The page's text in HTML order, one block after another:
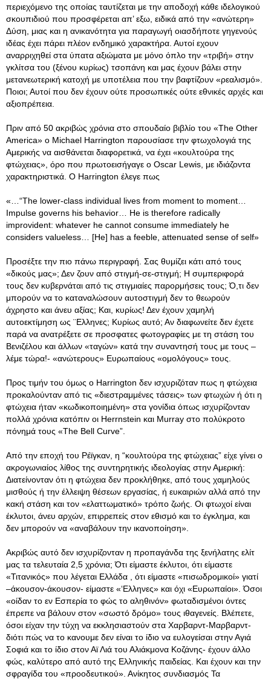
περιεχόμενο της οποίας ταυτίζεται με την αποδοχή κάθε ιδελογικού
σκουπιδιού που προσφέρεται απ’ εξω, ειδικά από την «ανώτερη»
Δύση, μιας και η ανικανότητα για παραγωγή οιασδήποτε γηγενούς
ιδέας έχει πάρει πλέον ενδημικό χαρακτήρα. Αυτοί εχουν
αναρριχηθεί στα ύπατα αξιώματα με μόνο όπλο την «τριβή» στην
γκλίτσα του (ξένου κυρίως) τσοπάνη και μας έχουν βάλει στην
μετανεωτερική κατοχή με υποτέλεια που την βαφτίζουν «ρεαλισμό».
Ποιοι; Αυτοί που δεν έχουν ούτε προσωπικές ούτε εθνικές αρχές και
αξιοπρέπεια.
Πριν από 50 ακριβώς χρόνια στο σπουδαίο βιβλίο του «The Other
America» ο Michael Harrington παρουσίασε την φτωχολογιά της
Αμερικής να αισθάνεται διαφορετικά, να έχει «κουλτούρα της
φτώχειας», όρο που πρωτοεισήγαγε ο Oscar Lewis, με ιδιάζοντα
χαρακτηριστικά. Ο Harrington έλεγε πως
«…“The lower-class individual lives from moment to moment…
Impulse governs his behavior… He is therefore radically
improvident: whatever he cannot consume immediately he
considers valueless… [He] has a feeble, attenuated sense of self»
Προσέξτε την πιο πάνω περιγραφή. Σας θυμίζει κάτι από τους
«δικούς μας»; Δεν ζουν από στιγμή-σε-στιγμή; Η συμπεριφορά
τους δεν κυβερνάται από τις στιγμιαίες παρορμήσεις τους; Ό,τι δεν
μπορούν να το καταναλώσουν αυτοστιγμή δεν το θεωρούν
άχρηστο και άνευ αξίας; Και, κυρίως! Δεν έχουν χαμηλή
αυτοεκτίμηση ως ¨Ελληνες; Κυρίως αυτό; Αν διαφωνείτε δεν έχετε
παρά να ανατρέξετε σε προσφατες φωτογραφίες με τη στάση του
Βενιζέλου και άλλων «ταγών» κατά την συναντησή τους με τους –
λέμε τώρα!- «ανώτερους» Ευρωπαίους «ομολόγους» τους.
Προς τιμήν του όμως ο Harrington δεν ισχυριζόταν πως η φτώχεια
προκαλούνταν από τις «διεστραμμένες τάσεις» των φτωχών ή ότι η
φτώχεια ήταν «κωδικοποιημένη» στα γονίδια όπως ισχυρίζονταν
πολλά χρόνια κατόπιν οι Herrnstein και Murray στο πολύκροτο
πόνημά τους «The Bell Curve”.
Από την εποχή του Ρέϊγκαν, η “κουλτούρα της φτώχειας” είχε γίνει ο
ακρογωνιαίος λίθος της συντηρητικής ιδεολογίας στην Αμερική:
Διατείνονταν ότι η φτώχεια δεν προκλήθηκε, από τους χαμηλούς
μισθούς ή την έλλειψη θέσεων εργασίας, ή ευκαιριών αλλά από την
κακή στάση και τον «ελαττωματικό» τρόπο ζωής. Οι φτωχοί είναι
έκλυτοι, άνευ αρχών, επιρρεπείς στον εθισμό και το έγκλημα, και
δεν μπορούν να «αναβάλουν την ικανοποίηση».
Ακριβώς αυτό δεν ισχυρίζονταν η προπαγάνδα της ξενήλατης ελίτ
μας τα τελευταία 2,5 χρόνια; Ότι είμαστε έκλυτοι, ότι είμαστε
«Τιτανικός» που λέγεται Ελλάδα , ότι είμαστε «πισωδρομικοί» γιατί
–άκουσον-άκουσον- είμαστε «‘Ελληνες» και όχι «Ευρωπαίοι». Όσοι
«οίδαν το εν Εσπερία το φώς το αληθινόν» φωταδισμένοι όντες
έπρεπε να βάλουν στον «σωστό δρόμο» τους ιθαγενείς. Βλέπετε,
όσοι είχαν την τύχη να εκκλησιαστούν στα Χαρβαρντ-Μαρβαρντ-
διότι πώς να το κανουμε δεν είναι το ίδιο να ευλογείσαι στην Αγιά
Σοφιά και το ίδιο στον Αϊ Λιά του Αλιάκμονα Κοζάνης- έχουν άλλο
φώς, καλύτερο από αυτό της Ελληνικής παιδείας. Και έχουν και την
σφραγίδα του «προοδευτικού». Ανίκητος συνδιασμός Τα